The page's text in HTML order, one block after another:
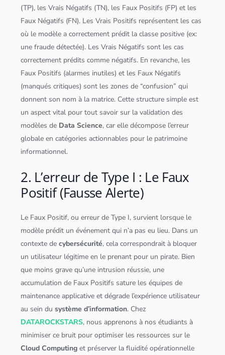
(TP), les Vrais Négatifs (TN), les Faux Positifs (FP) et les
Faux Négatifs (FN). Les Vrais Positifs représentent les cas
où le modèle a correctement prédit la classe positive (ex:
une fraude détectée). Les Vrais Négatifs sont les cas
correctement prédits comme négatifs. En revanche, les
Faux Positifs (alarmes inutiles) et les Faux Négatifs
(manqués critiques) sont les zones de “confusion” qui
donnent son nom à la matrice. Cette structure simple est
un aspect vital pour tout savoir sur la validation des
modèles de Data Science, car elle décompose l’erreur
globale en catégories actionnables pour le patrimoine
informationnel.
2. L’erreur de Type I : Le Faux
Positif (Fausse Alerte)
Le Faux Positif, ou erreur de Type I, survient lorsque le
modèle prédit un événement qui n’a pas eu lieu. Dans un
contexte decybersécurité, cela correspondrait à bloquer
un utilisateur légitime en le prenant pour un pirate. Bien
que moins grave qu’une intrusion réussie, une
accumulation de Faux Positifs sature les équipes de
maintenance applicative et dégrade l’expérience utilisateur
au sein dusystème d’information. Chez
DATAROCKSTARS, nous apprenons à nos étudiants à
minimiser ce bruit pour optimiser les ressources sur le
Cloud Computing et préserver la fluidité opérationnelle